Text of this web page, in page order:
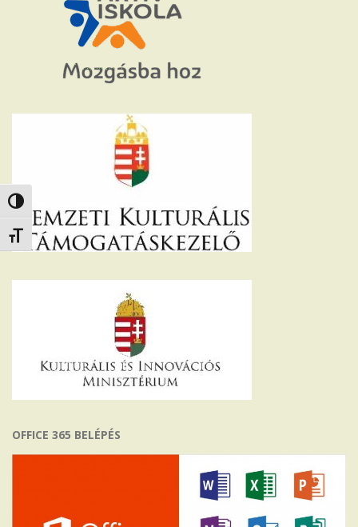
Nagy kontraszt váltása
Betűméret váltása
OFFICE 365 BELÉPÉS